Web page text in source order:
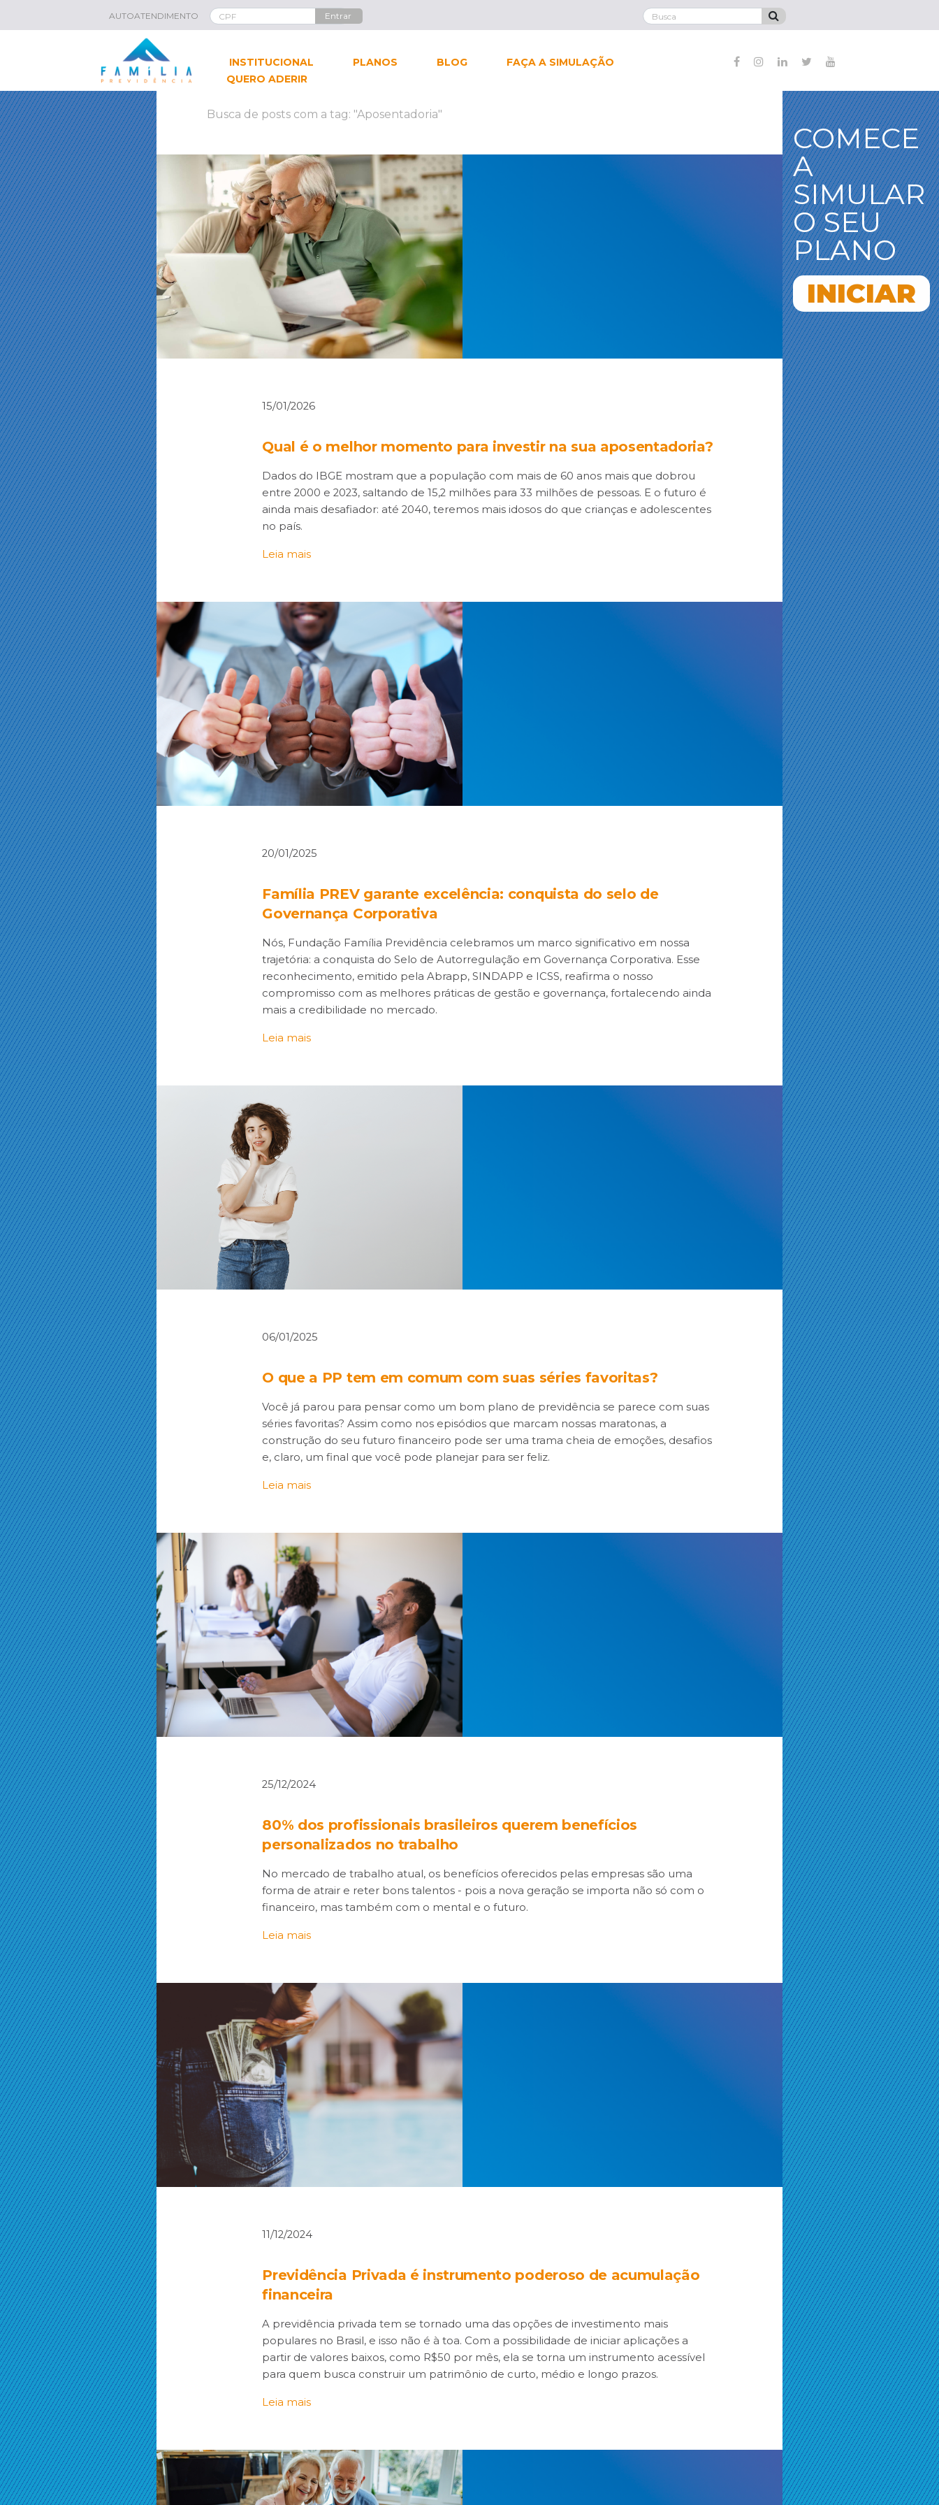
AUTOATENDIMENTO
INSTITUCIONAL PLANOS BLOG
FAÇA A SIMULAÇÃO
QUERO ADERIR
Busca de posts com a tag: "Aposentadoria"
15/01/2026
Qual é o melhor momento para investir na sua aposentadoria?
Dados do IBGE mostram que a população com mais de 60 anos mais que dobrou
entre 2000 e 2023, saltando de 15,2 milhões para 33 milhões de pessoas. E o futuro é
ainda mais desafiador: até 2040, teremos mais idosos do que crianças e adolescentes
no país.
Leia mais
20/01/2025
Família PREV garante excelência: conquista do selo de
Governança Corporativa
Nós, Fundação Família Previdência celebramos um marco significativo em nossa
trajetória: a conquista do Selo de Autorregulação em Governança Corporativa. Esse
reconhecimento, emitido pela Abrapp, SINDAPP e ICSS, reafirma o nosso
compromisso com as melhores práticas de gestão e governança, fortalecendo ainda
mais a credibilidade no mercado.
Leia mais
06/01/2025
O que a PP tem em comum com suas séries favoritas?
Você já parou para pensar como um bom plano de previdência se parece com suas
séries favoritas? Assim como nos episódios que marcam nossas maratonas, a
construção do seu futuro financeiro pode ser uma trama cheia de emoções, desafios
e, claro, um final que você pode planejar para ser feliz.
Leia mais
25/12/2024
80% dos profissionais brasileiros querem benefícios
personalizados no trabalho
No mercado de trabalho atual, os benefícios oferecidos pelas empresas são uma
forma de atrair e reter bons talentos - pois a nova geração se importa não só com o
financeiro, mas também com o mental e o futuro.
Leia mais
11/12/2024
Previdência Privada é instrumento poderoso de acumulação
financeira
A previdência privada tem se tornado uma das opções de investimento mais
populares no Brasil, e isso não é à toa. Com a possibilidade de iniciar aplicações a
partir de valores baixos, como R$50 por mês, ela se torna um instrumento acessível
para quem busca construir um patrimônio de curto, médio e longo prazos.
Leia mais
COMECE
A
SIMULAR
O SEU
PLANO
INICIAR